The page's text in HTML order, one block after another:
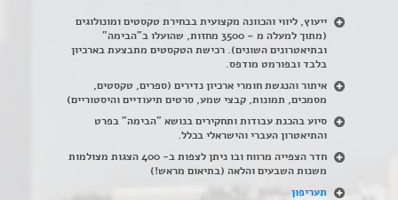
ייעוץ, ליווי והכוונה מקצועית בבחירת טקסטים ומונולוגים
(מתוך למעלה מ – 3500 מחזות, שהועלו ב"הבימה"
ובתיאטרונים השונים). רכישת הטקסטים מתבצעת בארכיון
בלבד ובפורמט מודפס.
איתור והנגשת חומרי ארכיון נדירים (ספרים, טקסטים,
מסמכים, תמונות, קבצי שמע, סרטים תיעודיים והיסטוריים)
סיוע בהכנת עבודות ותחקירים בנושא "הבימה" בפרט
והתיאטרון העברי והישראלי בכלל.
חדר הצפייה מרווח ובו ניתן לצפות ב- 400 הצגות מצולמות
משנות השבעים והלאה (בתיאום מראש!)
תעריפון